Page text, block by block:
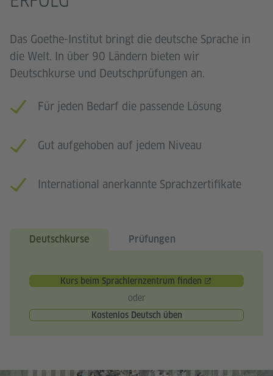
Das Goethe-Institut bringt die deutsche Sprache in
die Welt. In über 90 Ländern bieten wir
Deutschkurse und Deutschprüfungen an.
Für jeden Bedarf die passende Lösung
Gut aufgehoben auf jedem Niveau
International anerkannte Sprachzertifikate
Deutschkurse Prüfungen
Kurs beim Sprachlernzentrum finden
oder
Kostenlos Deutsch üben